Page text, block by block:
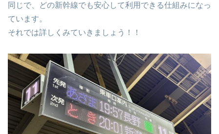
同じで、どの新幹線でも安心して利用できる仕組みになっ
ています。
それでは詳しくみていきましょう！！